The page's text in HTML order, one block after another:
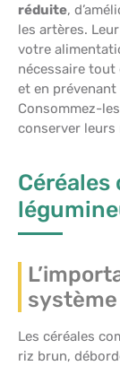
réduite,
les artères.
votre
nécessaire tout
et en
Consommez-
conserver
Les céréales
riz brun,